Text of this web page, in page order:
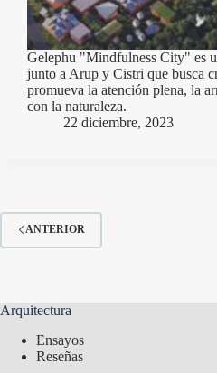
Gelephu "Mindfulness City" es
junto a Arup y Cistri que busca
promueva la atención plena, la
con la naturaleza.
22 diciembre, 2023
ANTERIOR
Arquitectura
Ensayos
Reseñas